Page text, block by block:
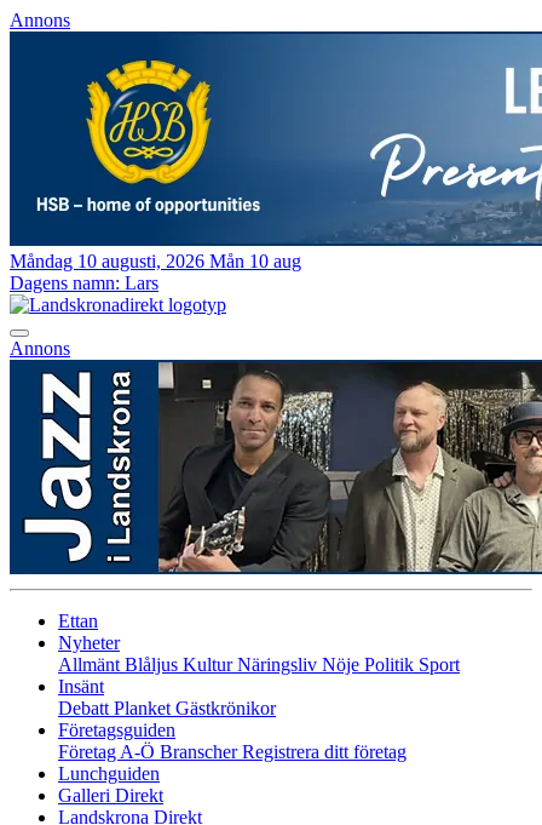
Annons
Måndag 10 augusti, 2026 Mån 10 aug
Dagens namn: Lars
Annons
Ettan
Nyheter
Allmänt Blåljus KulturNäringsliv Nöje Politik Sport
Insänt
Debatt Planket Gästkrönikor
Företagsguiden
Företag A-Ö BranscherRegistrera ditt företag
Lunchguiden
Galleri Direkt
Landskrona Direkt